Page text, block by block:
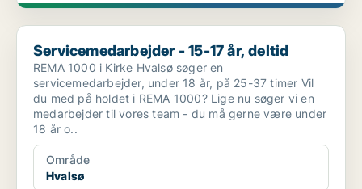
Servicemedarbejder - 15-17 år, deltid
Servicemedarbejder - 15-17 år, deltid
REMA 1000 i Kirke Hvalsø søger en
servicemedarbejder, under 18 år, på 25-37 timer Vil
du med på holdet i REMA 1000? Lige nu søger vi en
medarbejder til vores team - du må gerne være under
18 år o..
Område
Hvalsø